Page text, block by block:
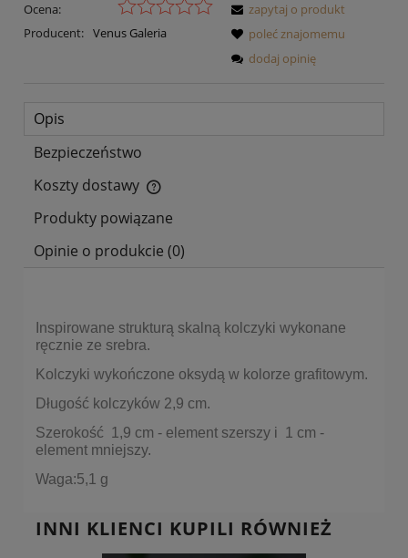
Ocena:
Producent: Venus Galeria
zapytaj o produkt
poleć znajomemu
dodaj opinię
Opis
Bezpieczeństwo
Koszty dostawy
Cena nie zawiera ewentualnych kosztów płatności
Produkty powiązane
Opinie o produkcie (0)
Inspirowane strukturą skalną kolczyki wykonane
ręcznie ze srebra.
Kolczyki wykończone oksydą w kolorze grafitowym.
Długość kolczyków 2,9 cm.
Szerokość 1,9 cm - element szerszy i 1 cm -
element mniejszy.
Waga:5,1 g
INNI KLIENCI KUPILI RÓWNIEŻ